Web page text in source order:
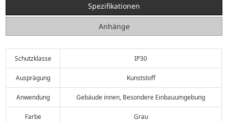
Spezifikationen
Anhänge
Schutzklasse IP30
Ausprägung Kunststoff
Anwendung Gebäude innen, Besondere Einbauumgebung
Farbe Grau